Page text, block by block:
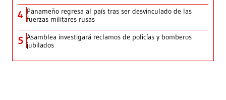
4 Panameño regresa al país tras ser desvinculado de las
fuerzas militares rusas
5 Asamblea investigará reclamos de policías y bomberos
jubilados